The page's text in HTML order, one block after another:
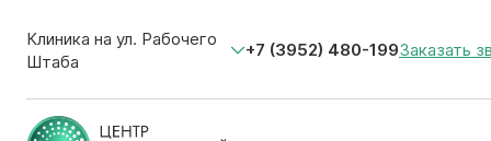
Клиника на ул. Рабочего
Штаба
+7 (3952) 480-199Заказать